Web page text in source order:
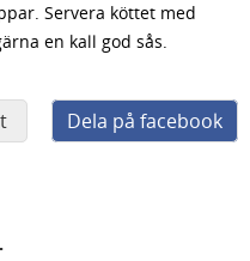
Servera köttet med
en kall god sås.
Dela på facebook